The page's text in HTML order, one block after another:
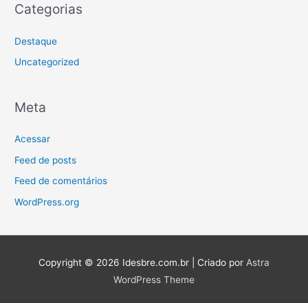
Categorias
Destaque
Uncategorized
Meta
Acessar
Feed de posts
Feed de comentários
WordPress.org
Copyright © 2026 Idesbre.com.br | Criado por Astra
WordPress Theme